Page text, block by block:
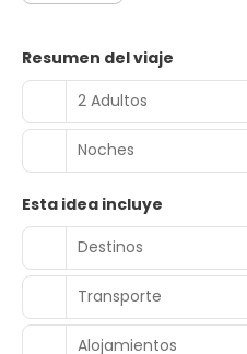
Resumen del viaje
2 Adultos
Noches
Esta idea incluye
Destinos
Transporte
Alojamientos